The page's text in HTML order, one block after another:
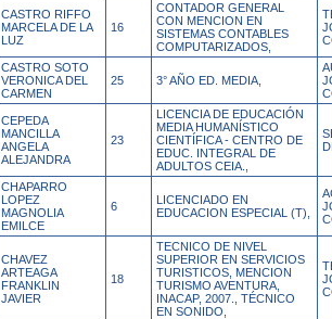
CASTRO RIFFO
MARCELA DE LA
LUZ
16
CONTADOR GENERAL
CON MENCION EN
SISTEMAS CONTABLES
COMPUTARIZADOS,
CASTRO SOTO
VERONICA DEL
CARMEN
25 3° AÑO ED. MEDIA,
CEPEDA
MANCILLA
ANGELA
ALEJANDRA
23
LICENCIA DE EDUCACIÓN
MEDIA HUMANÍSTICO
CIENTÍFICA - CENTRO DE
EDUC. INTEGRAL DE
ADULTOS CEIA.,
CHAPARRO
LOPEZ
MAGNOLIA
EMILCE
6
LICENCIADO EN
EDUCACION ESPECIAL (T),
CHAVEZ
ARTEAGA
FRANKLIN
JAVIER
18
TECNICO DE NIVEL
SUPERIOR EN SERVICIOS
TURISTICOS, MENCION
TURISMO AVENTURA,
INACAP, 2007., TÉCNICO
EN SONIDO,